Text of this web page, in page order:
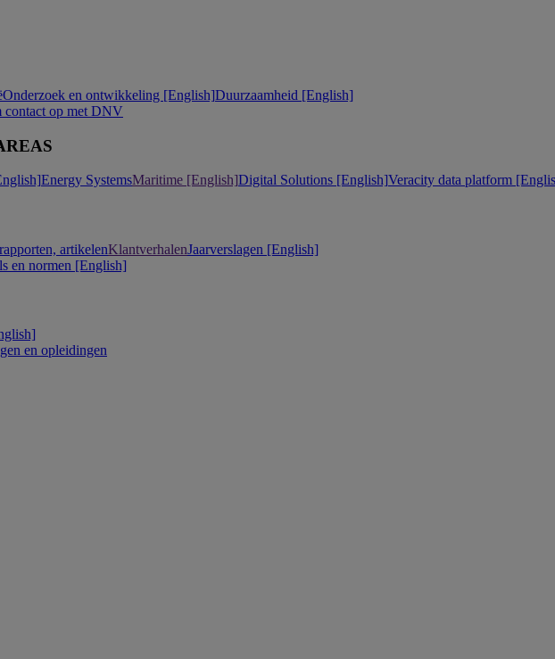
Onderzoek en ontwikkeling [English]Duurzaamheid [English]
contact op met DNV
Energy SystemsMaritime [English]Digital Solutions [English]Veracity data platform
artikelenKlantverhalenJaarverslagen [English]
en normen [English]
en opleidingen